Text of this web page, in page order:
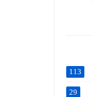
113
29